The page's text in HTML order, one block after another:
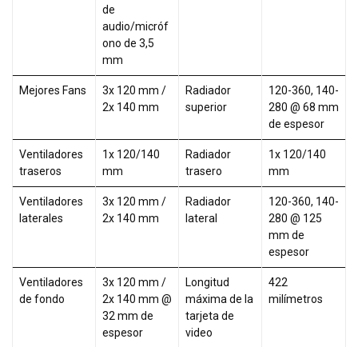
de
audio/micróf
ono de 3,5
mm
Mejores Fans
3x 120 mm /
2x 140 mm
Radiador
superior
120-360, 140-
280 @ 68 mm
de espesor
Ventiladores
traseros
1x 120/140
mm
Radiador
trasero
1x 120/140
mm
Ventiladores
laterales
3x 120 mm /
2x 140 mm
Radiador
lateral
120-360, 140-
280 @ 125
mm de
espesor
Ventiladores
de fondo
3x 120 mm /
2x 140 mm @
32 mm de
espesor
Longitud
máxima de la
tarjeta de
video
422
milímetros